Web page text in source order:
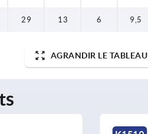
29 13 6 9,5
AGRANDIR LE TABLEAU